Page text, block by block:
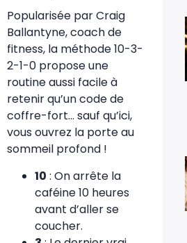
Popularisée par Craig
Ballantyne, coach de
fitness, la méthode 10-3-
2-1-0 propose une
routine aussi facile à
retenir qu’un code de
coffre-fort… sauf qu’ici,
vous ouvrez la porte au
sommeil profond !
10 : On arrête la
caféine 10 heures
avant d’aller se
coucher.